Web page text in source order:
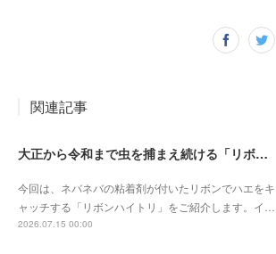
関連記事
大正から令和まで虫を捕まえ続ける「リボンハイトリ」
今回は、ネバネバの粘着剤が付いたリボンでハエをキ
ャッチする「リボンハイトリ」をご紹介します。イ…
2026.07.15 00:00